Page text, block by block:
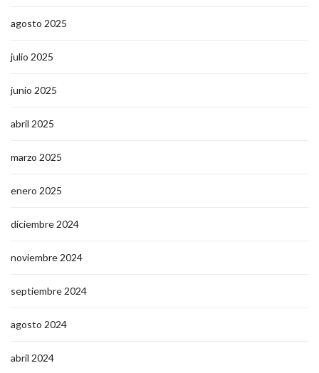
agosto 2025
julio 2025
junio 2025
abril 2025
marzo 2025
enero 2025
diciembre 2024
noviembre 2024
septiembre 2024
agosto 2024
abril 2024